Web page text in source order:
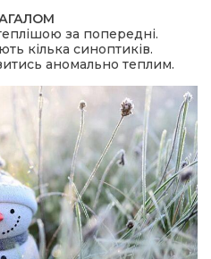
за попередні.
кілька синоптиків.
аномально теплим.